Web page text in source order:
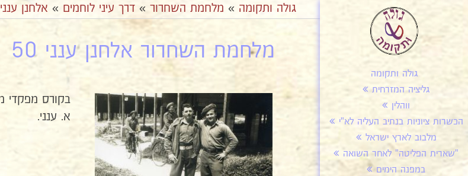
גולה ותקומה
גליציה המזרחית
ווהלין
הכשרות ציוניות בנתיב העליה לא"י
מלבוב לארץ ישראל
"שארית הפליטה" לאחר השואה
במפנה הימים
גולה ותקומה » מלחמת השחרור » דרך עיני לוחמים » אלחנן ענני
מלחמת השחרור אלחנן ענני 50
א. ענני.